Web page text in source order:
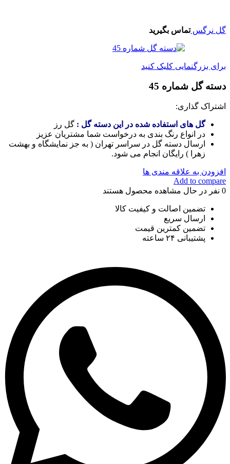
تماس بگیرید
کلیک کنید
شماره 45
های استفاده شده در این دسته گل :گل رز
انواع رنگ بندی به درخواست شما مشتریان عزیز
دسته گل در سراسر تهران ( به جز نمایشگاه و بهشت
) رایگان انجام می شود.
علاقه مندی ها
Add to
حال مشاهده محصول هستند
اصالت و کیفیت کالا
سریع
کمترین قیمت
۲۴ ساعته